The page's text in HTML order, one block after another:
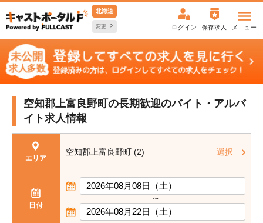
北海道
変更 ログイン 保存求人 メニュー
空知郡上富良野町の長期歓迎のバイト・アルバ
イト求人情報
エリア
空知郡上富良野町 (2) 選択
日付
〜